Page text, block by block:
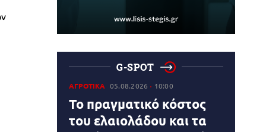
G-SPOT
ΑΓΡΟΤΙΚΑ 05.08.2026 10:00
Το πραγματικό κόστος
του ελαιολάδου και τα